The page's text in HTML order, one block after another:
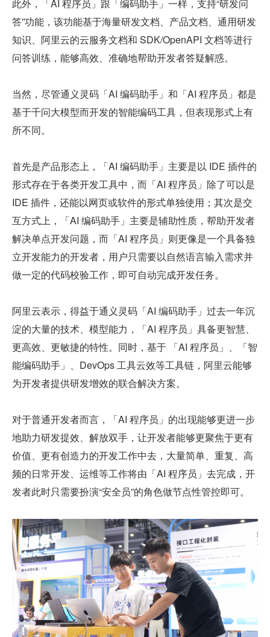
此外，「AI 程序员」跟「编码助手」一样，支持“研发问
答”功能，该功能基于海量研发文档、产品文档、通用研发
知识、阿里云的云服务文档和 SDK/OpenAPI 文档等进行
问答训练，能够高效、准确地帮助开发者答疑解惑。
当然，尽管通义灵码「AI 编码助手」和「AI 程序员」都是
基于千问大模型而开发的智能编码工具，但表现形式上有
所不同。
首先是产品形态上，「AI 编码助手」主要是以 IDE 插件的
形式存在于各类开发工具中，而「AI 程序员」除了可以是
IDE 插件，还能以网页或软件的形式单独使用；其次是交
互方式上，「AI 编码助手」主要是辅助性质，帮助开发者
解决单点开发问题，而「AI 程序员」则更像是一个具备独
立开发能力的开发者，用户只需要以自然语言输入需求并
做一定的代码校验工作，即可自动完成开发任务。
阿里云表示，得益于通义灵码「AI 编码助手」过去一年沉
淀的大量的技术、模型能力，「AI 程序员」具备更智慧、
更高效、更敏捷的特性。同时，基于 「AI 程序员」、「智
能编码助手」、DevOps 工具云效等工具链，阿里云能够
为开发者提供研发增效的联合解决方案。
对于普通开发者而言，「AI 程序员」的出现能够更进一步
地助力研发提效、解放双手，让开发者能够更聚焦于更有
价值、更有创造力的开发工作中去，大量简单、重复、高
频的日常开发、运维等工作将由「AI 程序员」去完成，开
发者此时只需要扮演“安全员”的角色做节点性管控即可。